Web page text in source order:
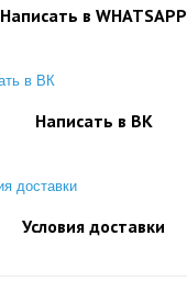
Написать в WHATSAPP
Написать в ВК
Условия доставки